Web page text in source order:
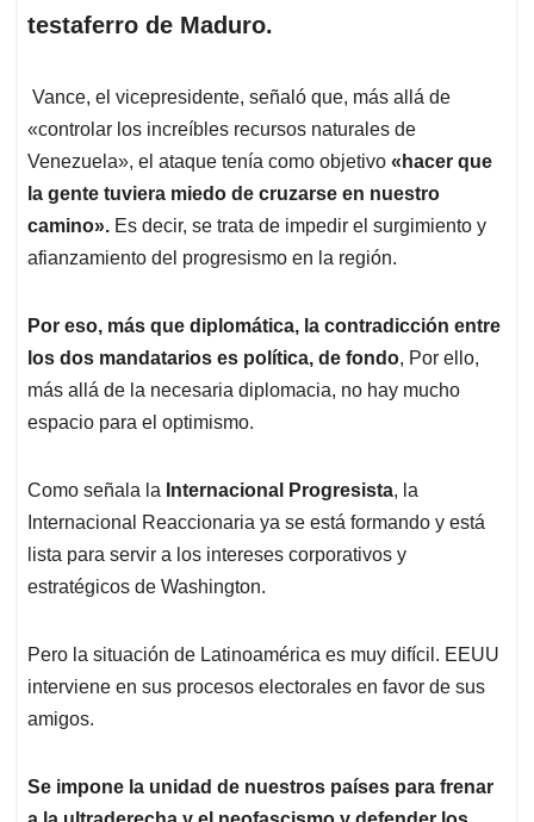
testaferro de Maduro.
Vance, el vicepresidente, señaló que, más allá de
«controlar los increíbles recursos naturales de
Venezuela», el ataque tenía como objetivo «hacer que
la gente tuviera miedo de cruzarse en nuestro
camino». Es decir, se trata de impedir el surgimiento y
afianzamiento del progresismo en la región.
Por eso, más que diplomática, la contradicción entre
los dos mandatarios es política, de fondo, Por ello,
más allá de la necesaria diplomacia, no hay mucho
espacio para el optimismo.
Como señala la Internacional Progresista, la
Internacional Reaccionaria ya se está formando y está
lista para servir a los intereses corporativos y
estratégicos de Washington.
Pero la situación de Latinoamérica es muy difícil. EEUU
interviene en sus procesos electorales en favor de sus
amigos.
Se impone la unidad de nuestros países para frenar